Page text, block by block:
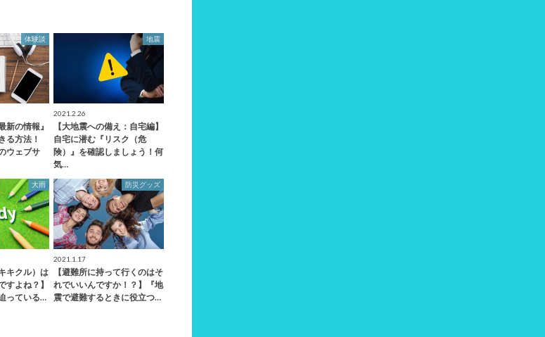
体験談
新の情報』
る方法！
ウェブサ
地震
2021.2.26
【大地震への備え：自宅編】
自宅に潜む『リスク（危
険）』を確認しましょう！何
気…
大雨
キクル）は
すよね？】
っている…
防災グッズ
2021.1.17
【避難所に持って行くのはそ
れでいいんですか！？】『地
震で避難するときに役立つ…